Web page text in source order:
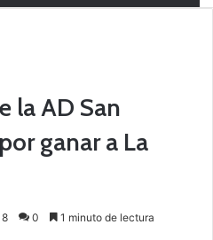
la AD San
ganar a La
0 1 minuto de lectura